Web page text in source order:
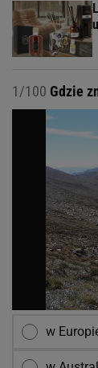
1/100 Gdzie
w